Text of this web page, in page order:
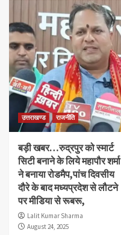
उत्तराखण्ड राजनीति
बड़ी खबर…रुद्रपुर को स्मार्ट
सिटी बनाने के लिये महापौर शर्मा
ने बनाया रोडमैप,पांच दिवसीय
दौरे के बाद मध्यप्रदेश से लौटने
पर मीडिया से रूबरू,
Lalit Kumar Sharma
August 24, 2025